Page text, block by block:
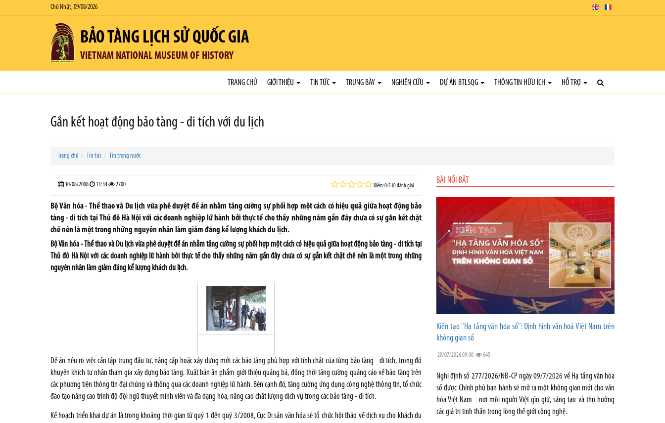
Chủ Nhật, 09/08/2026
BẢO TÀNG LỊCH SỬ QUỐC GIA
VIETNAM NATIONAL MUSEUM OF HISTORY
TRANG CHỦ GIỚI THIỆU TIN TỨC TRƯNG BÀY NGHIÊN CỨU DỰ ÁN BTLSQG THÔNG TIN HỮU ÍCH HỖ TRỢ
Gắn kết hoạt động bảo tàng - di tích với du lịch
Trang chủ Tin tức Tin trong nước
30/08/2008 11:34 2700 Điểm: 0/5 (0 đánh giá)
Bộ Văn hóa - Thể thao và Du lịch vừa phê duyệt đề án nhằm tăng cường sự phối hợp một cách có hiệu quả giữa hoạt động bảo
tàng - di tích tại Thủ đô Hà Nội với các doanh nghiệp lữ hành bởi thực tế cho thấy những năm gần đây chưa có sự gắn kết chặt
chẽ nên là một trong những nguyên nhân làm giảm đáng kể lượng khách du lịch.
Bộ Văn hóa - Thể thao và Du lịch vừa phê duyệt đề án nhằm tăng cường sự phối hợp một cách có hiệu quả giữa hoạt động bảo tàng - di tích tại
Thủ đô Hà Nội với các doanh nghiệp lữ hành bởi thực tế cho thấy những năm gần đây chưa có sự gắn kết chặt chẽ nên là một trong những
nguyên nhân làm giảm đáng kể lượng khách du lịch.
Đề án nêu rõ việc cần tập trung đầu tư, nâng cấp hoặc xây dựng mới các bảo tàng phù hợp với tính chất của từng bảo tàng - di tích, trong đó
khuyến khích tư nhân tham gia xây dựng bảo tàng. Xuất bản ấn phẩm giới thiệu quảng bá, đồng thời tăng cường quảng cáo về bảo tàng trên
các phương tiện thông tin đại chúng và thông qua các doanh nghiệp lữ hành. Bên cạnh đó, tăng cường ứng dụng công nghệ thông tin, tổ chức
đào tạo nâng cao trình độ đội ngũ thuyết minh viên và đa dạng hóa, nâng cao chất lượng dịch vụ trong các bảo tàng - di tích.
Kế hoạch triển khai dự án là trong khoảng thời gian từ quý 1 đến quý 3/2008, Cục Di sản văn hóa sẽ tổ chức hội thảo về dịch vụ cho khách du
BÀI NỔI BẬT
Kiến tạo "Hạ tầng văn hóa số": Định hình văn hoá Việt Nam trên
không gian số
20/07/2026 09:00 645
Nghị định số 277/2026/NĐ-CP ngày 09/7/2026 về Hạ tầng văn hóa
số được Chính phủ ban hành sẽ mở ra một không gian mới cho văn
hóa Việt Nam - nơi mỗi người Việt gìn giữ, sáng tạo và thụ hưởng
các giá trị tinh thần trong lòng thế giới công nghệ.